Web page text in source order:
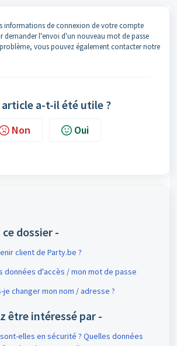
informations de connexion de votre compte
demander l'envoi d'un nouveau mot de passe
vous pouvez également contacter notre
article a-t-il été utile ?
Non Oui
dossier -
client de Party.be ?
données d'accès / mon mot de passe
je changer mon nom / adresse ?
être intéressé par -
elles en sécurité ? Quelles données